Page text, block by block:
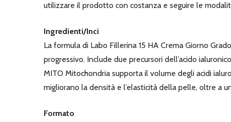
utilizzare il prodotto con costanza e seguire le
Ingredienti/Inci
La formula di Labo Fillerina 15 HA Crema Giorno
progressivo. Include due precursori dell’acido
MITO Mitochondria supporta il volume degli acidi
migliorano la densità e l’elasticità della pelle, oltre a
Formato